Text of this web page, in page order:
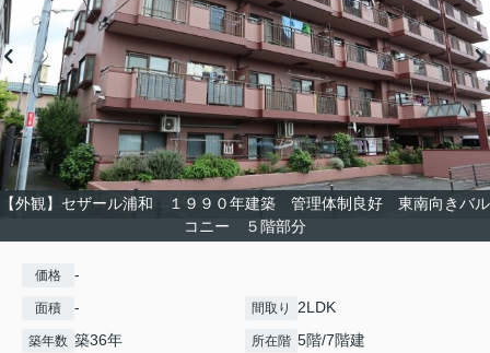
【外観】セザール浦和 １９９０年建築 管理体制良好 東南向きバル
コニー ５階部分
価格 -
面積 - 間取り 2LDK
築年数 築36年 所在階 5階/7階建